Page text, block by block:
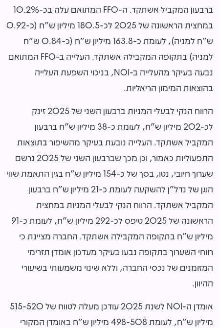
ברבעון המקביל אשתקד. ה-FFO המתואם עלה בכ-10.2%
במחצית הראשונה של 2025 לכ-180.5 מיליון ש"ח (כ-0.92
ש"ח למניה), לעומת כ-163.8 מיליון ש"ח (כ-0.84 ש"ח
למניה) בתקופה המקבילה אשתקד. העלייה ב-FFO המתואם
נבעה בעיקר מהעלייה ב-NOI, בניכוי השפעת העלייה
בהוצאות המימון הריאליות.
הרווח הנקי לבעלי המניות ברבעון השני של 2025 זינק
לכ-202 מיליון ש"ח, לעומת כ-38 מיליון ש"ח ברבעון
המקביל אשתקד. העלייה נובעת בעיקר מהשיפור בתוצאות
התפעוליות כאמור, וכן מכך שברבעון השני של 2025 נרשם
שערוך חיובי, נטו, בסך של כ-154 מיליון ש"ח בגין התאמת שווי
הוגן של נדל"ן להשקעה לעומת כ-21 מיליון ש"ח ברבעון
המקביל אשתקד. הרווח הנקי לבעלי המניות במחצית
הראשונה של 2025 טיפס לכ-292 מיליון ש"ח, לעומת כ-91
מיליון ש"ח בתקופה המקבילה אשתקד. החברה מציינת כי
רווחי השערוך בתקופה נבעו בעיקר מעדכון אומדן תזרימי
המזומנים של נכסי החברה, וללא שינוי משמעותי בשיעורי
ההיוון.
אומדן ה-NOI לשנת 2025 עודכן מעלה לטווח של 515-520
מיליון ש"ח, לעומת 498-508 מיליון ש"ח באומדן המקורי